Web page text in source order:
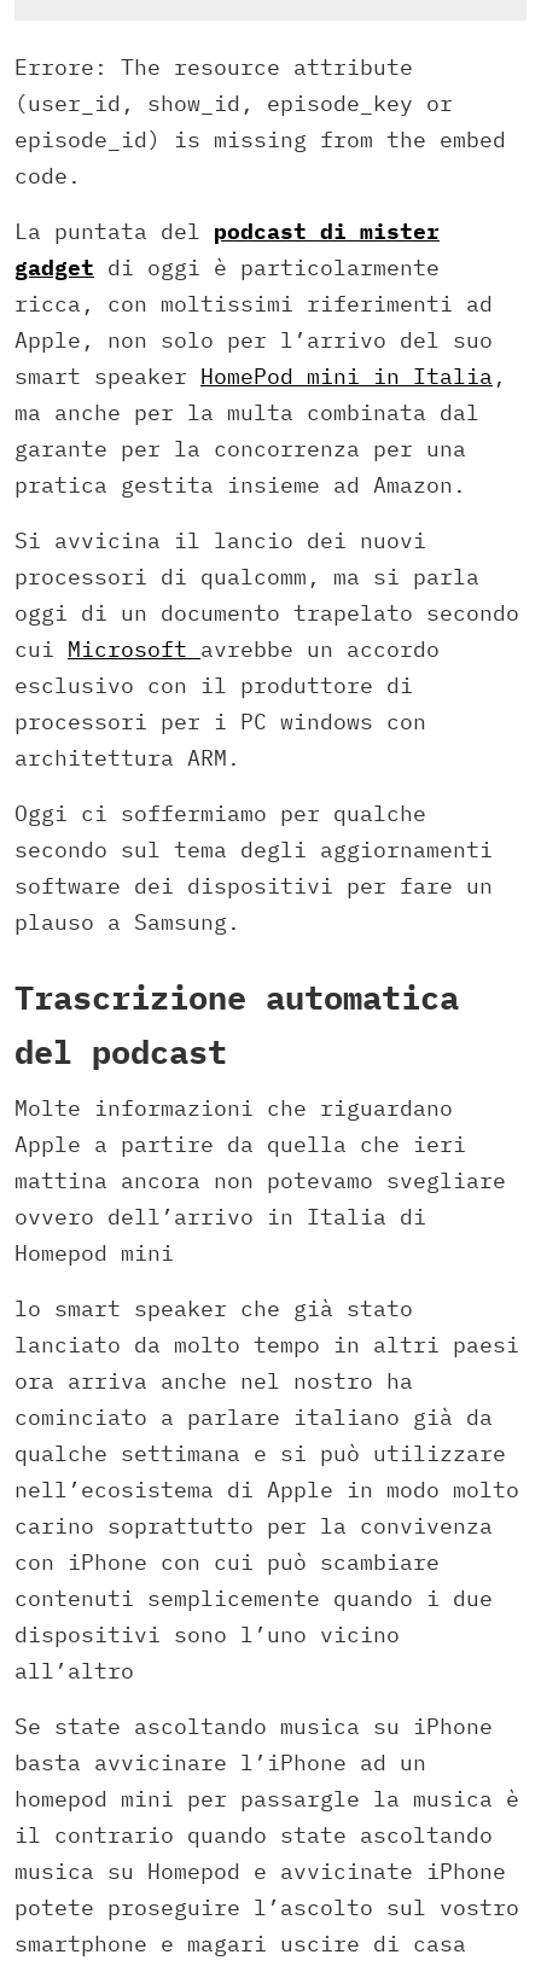
Errore: The resource attribute
(user_id, show_id, episode_key or
episode_id) is missing from the embed
code.
La puntata del podcast di mister
gadget di oggi è particolarmente
ricca, con moltissimi riferimenti ad
Apple, non solo per l’arrivo del suo
smart speaker HomePod mini in Italia ,
ma anche per la multa combinata dal
garante per la concorrenza per una
pratica gestita insieme ad Amazon.
Si avvicina il lancio dei nuovi
processori di qualcomm, ma si parla
oggi di un documento trapelato secondo
cui Microsoft avrebbe un accordo
esclusivo con il produttore di
processori per i PC windows con
architettura ARM.
Oggi ci soffermiamo per qualche
secondo sul tema degli aggiornamenti
software dei dispositivi per fare un
plauso a Samsung.
Trascrizione automatica
del podcast
Molte informazioni che riguardano
Apple a partire da quella che ieri
mattina ancora non potevamo svegliare
ovvero dell’arrivo in Italia di
Homepod mini
lo smart speaker che già stato
lanciato da molto tempo in altri paesi
ora arriva anche nel nostro ha
cominciato a parlare italiano già da
qualche settimana e si può utilizzare
nell’ecosistema di Apple in modo molto
carino soprattutto per la convivenza
con iPhone con cui può scambiare
contenuti semplicemente quando i due
dispositivi sono l’uno vicino
all’altro
Se state ascoltando musica su iPhone
basta avvicinare l’iPhone ad un
homepod mini per passargle la musica è
il contrario quando state ascoltando
musica su Homepod e avvicinate iPhone
potete proseguire l’ascolto sul vostro
smartphone e magari uscire di casa